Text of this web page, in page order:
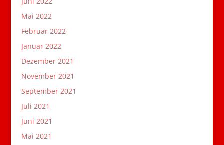
Mai 2022
Februar 2022
Januar 2022
Dezember 2021
November 2021
September 2021
Juli 2021
Juni 2021
Mai 2021